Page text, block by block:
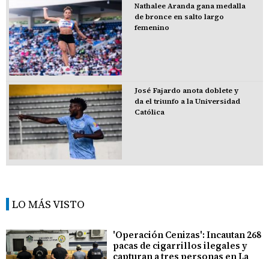
Nathalee Aranda gana medalla
de bronce en salto largo
femenino
José Fajardo anota doblete y
da el triunfo a la Universidad
Católica
LO MÁS VISTO
'Operación Cenizas': Incautan 268
pacas de cigarrillos ilegales y
capturan a tres personas en La